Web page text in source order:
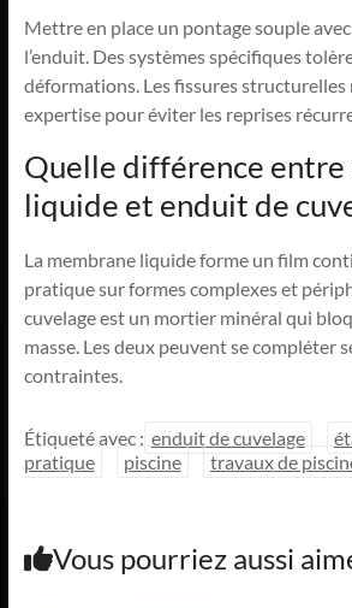
Mettre en place un pontage souple
l’enduit. Des systèmes spécifiques
déformations. Les fissures structurelles
expertise pour éviter les reprises
Quelle différence entre
liquide et enduit de
La membrane liquide forme un film
pratique sur formes complexes et
cuvelage est un mortier minéral qui
masse. Les deux peuvent se compléter
contraintes.
Étiqueté avec : enduit de cuvelage
pratique
piscine travaux de
Vous pourriez aussi